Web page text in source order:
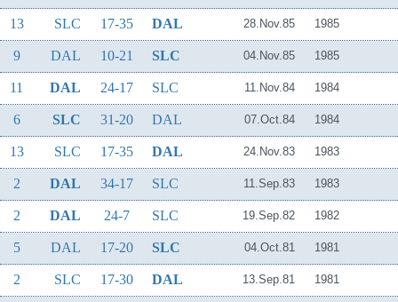
13 SLC 17-35 DAL 28.Nov.85 1985
9 DAL 10-21 SLC 04.Nov.85 1985
11 DAL 24-17 SLC 11.Nov.84 1984
6 SLC 31-20 DAL 07.Oct.84 1984
13 SLC 17-35 DAL 24.Nov.83 1983
2 DAL 34-17 SLC 11.Sep.83 1983
2 DAL 24-7 SLC 19.Sep.82 1982
5 DAL 17-20 SLC 04.Oct.81 1981
2 SLC 17-30 DAL 13.Sep.81 1981